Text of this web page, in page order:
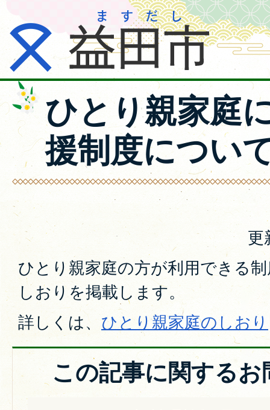
ひとり親家庭
援制度につい
更
ひとり親家庭の方が利用できる
しおりを掲載します。
詳しくは、 ひとり親家庭のしおり
この記事に関する